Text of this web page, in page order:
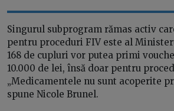
Singurul subprogram rămas activ
pentru proceduri FIV este al
168 de cupluri vor putea primi
10.000 de lei, însă doar pentru
„Medicamentele nu sunt acoperite
spune Nicole Brunel.